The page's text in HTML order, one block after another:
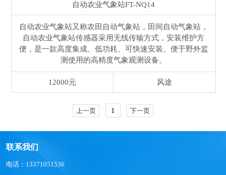
自动农业气象站FT-NQ14
自动农业气象站又称农田自动气象站，田间自动气象站，
自动农业气象站传感器采用无线传输方式，安装维护方
便，是一款高度集成、低功耗、可快速安装、便于野外监
测使用的高精度气象观测设备。
12000元 风途
上一页 1 下一页
联系我们
电话：13371051536